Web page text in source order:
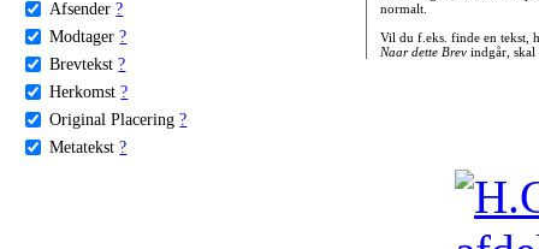
Afsender ?
Modtager ?
Brevtekst ?
Herkomst ?
Original Placering ?
Metatekst ?
normalt.
Vil du f.eks. finde en tekst,
Naar dette Brevindgår, skal